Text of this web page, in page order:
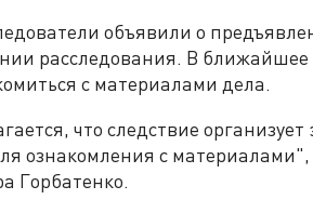
объявили о
расследования. В ближайшее
с материалами дела.
что следствие
ознакомления с материалами",
Горбатенко.